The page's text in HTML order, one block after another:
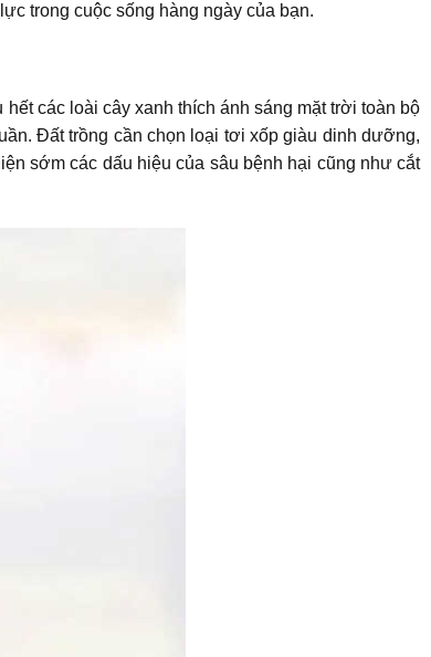
trong cuộc sống hàng ngày của bạn.
các loài cây xanh thích ánh sáng mặt trời toàn bộ
Đất trồng cần chọn loại tơi xốp giàu dinh dưỡng,
sớm các dấu hiệu của sâu bệnh hại cũng như cắt